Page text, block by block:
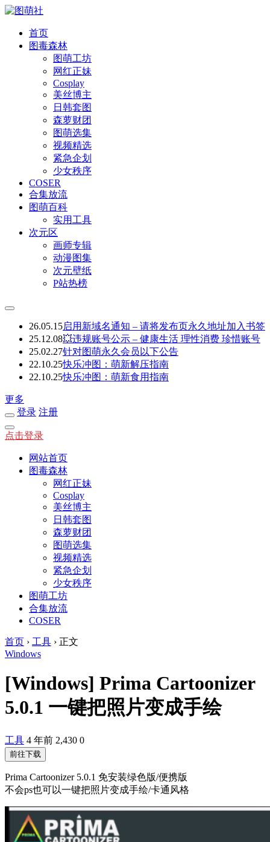
首页
图毒森林
图萌工坊
网红正妹
Cosplay
美丝博主
日韩套图
森萝财团
图萌选集
视频精选
紧急企划
少女秩序
COSER
合集放流
图萌百科
实用工具
次元区
画师专辑
动漫图集
次元壁纸
P站热榜
26.05.15启用新域名通知 – 请将发布页永久地址加入书签
25.12.08💥违规账号公示 – 健康生活 理性消费 珍惜账号
25.02.27针对图萌永久会员以下公告
22.10.25快乐冲图：萌新解压指南
22.10.25快乐冲图：萌新食用指南
更多
登录 注册
点击登录
网站首页
图毒森林
网红正妹
Cosplay
美丝博主
日韩套图
森萝财团
图萌选集
视频精选
紧急企划
少女秩序
图萌工坊
合集放流
COSER
首页 › 工具 › 正文
Windows
[Windows] Prima Cartoonizer
5.0.1 一键把照片变成手绘
工具 4 年前 2,430 0
前往下载
Prima Cartoonizer 5.0.1 免安装绿色版/便携版
不会ps也可以一键把照片变成手绘/卡通风格